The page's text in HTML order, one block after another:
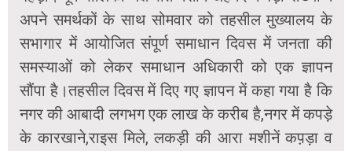
अपने समर्थकों के साथ सोमवार को तहसील मुख्यालय के
सभागार में आयोजित संपूर्ण समाधान दिवस में जनता की
समस्याओं को लेकर समाधान अधिकारी को एक ज्ञापन
सौंपा है।तहसील दिवस में दिए गए ज्ञापन में कहा गया है कि
नगर की आबादी लगभग एक लाख के करीब है,नगर में कपड़े
के कारखाने,राइस मिले, लकड़ी की आरा मशीनें कप़ड़ा व